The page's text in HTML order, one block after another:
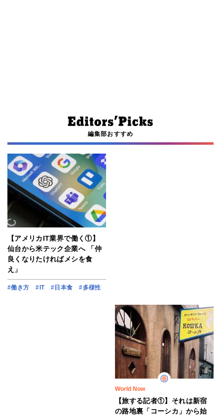
編集部おすすめ
【アメリカIT業界で働く①】
仙台から米テック企業へ 「仲
良くなりたければメシを食
え」
#働き方 #IT #日本食 #多様性
World Now
【旅する記者①】それは新宿
の路地裏「コーシカ」から始